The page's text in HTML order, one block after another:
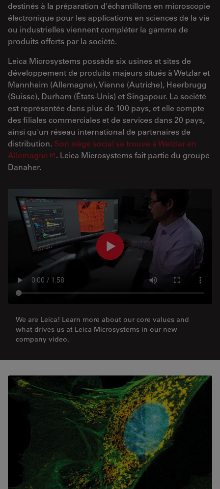
destinés à la préparation d'échantillons en microscopie
électronique pour les applications en sciences de la vie
ou industrielles viennent compléter la gamme de
produits offerts par la société.
Leica Microsystems possède six usines et sites de
développement de produits majeurs situés à Wetzlar et
Mannheim (Allemagne), Vienne (Autriche), Heerbrugg
(Suisse), Durham (États-Unis) et Singapour. La société
est représentée dans plus de 100 pays, et elle compte
des filiales commerciales et de services dans 20 pays,
ainsi qu'un réseau international de partenaires de
distribution. Son siège social se trouve à Wetzlar en
Allemagne
. Leica Microsystems fait partie du groupe
Danaher.
We are Leica! Learn more about our core values and
what drives us at Leica Microsystems in our new
company video.